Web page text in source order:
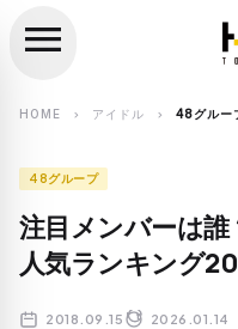
search
menu
HOME chevron_right アイドル chevron_right 48グルー
48グループ
注目メンバーは
人気ランキング
2018.09.15 2026.01.14